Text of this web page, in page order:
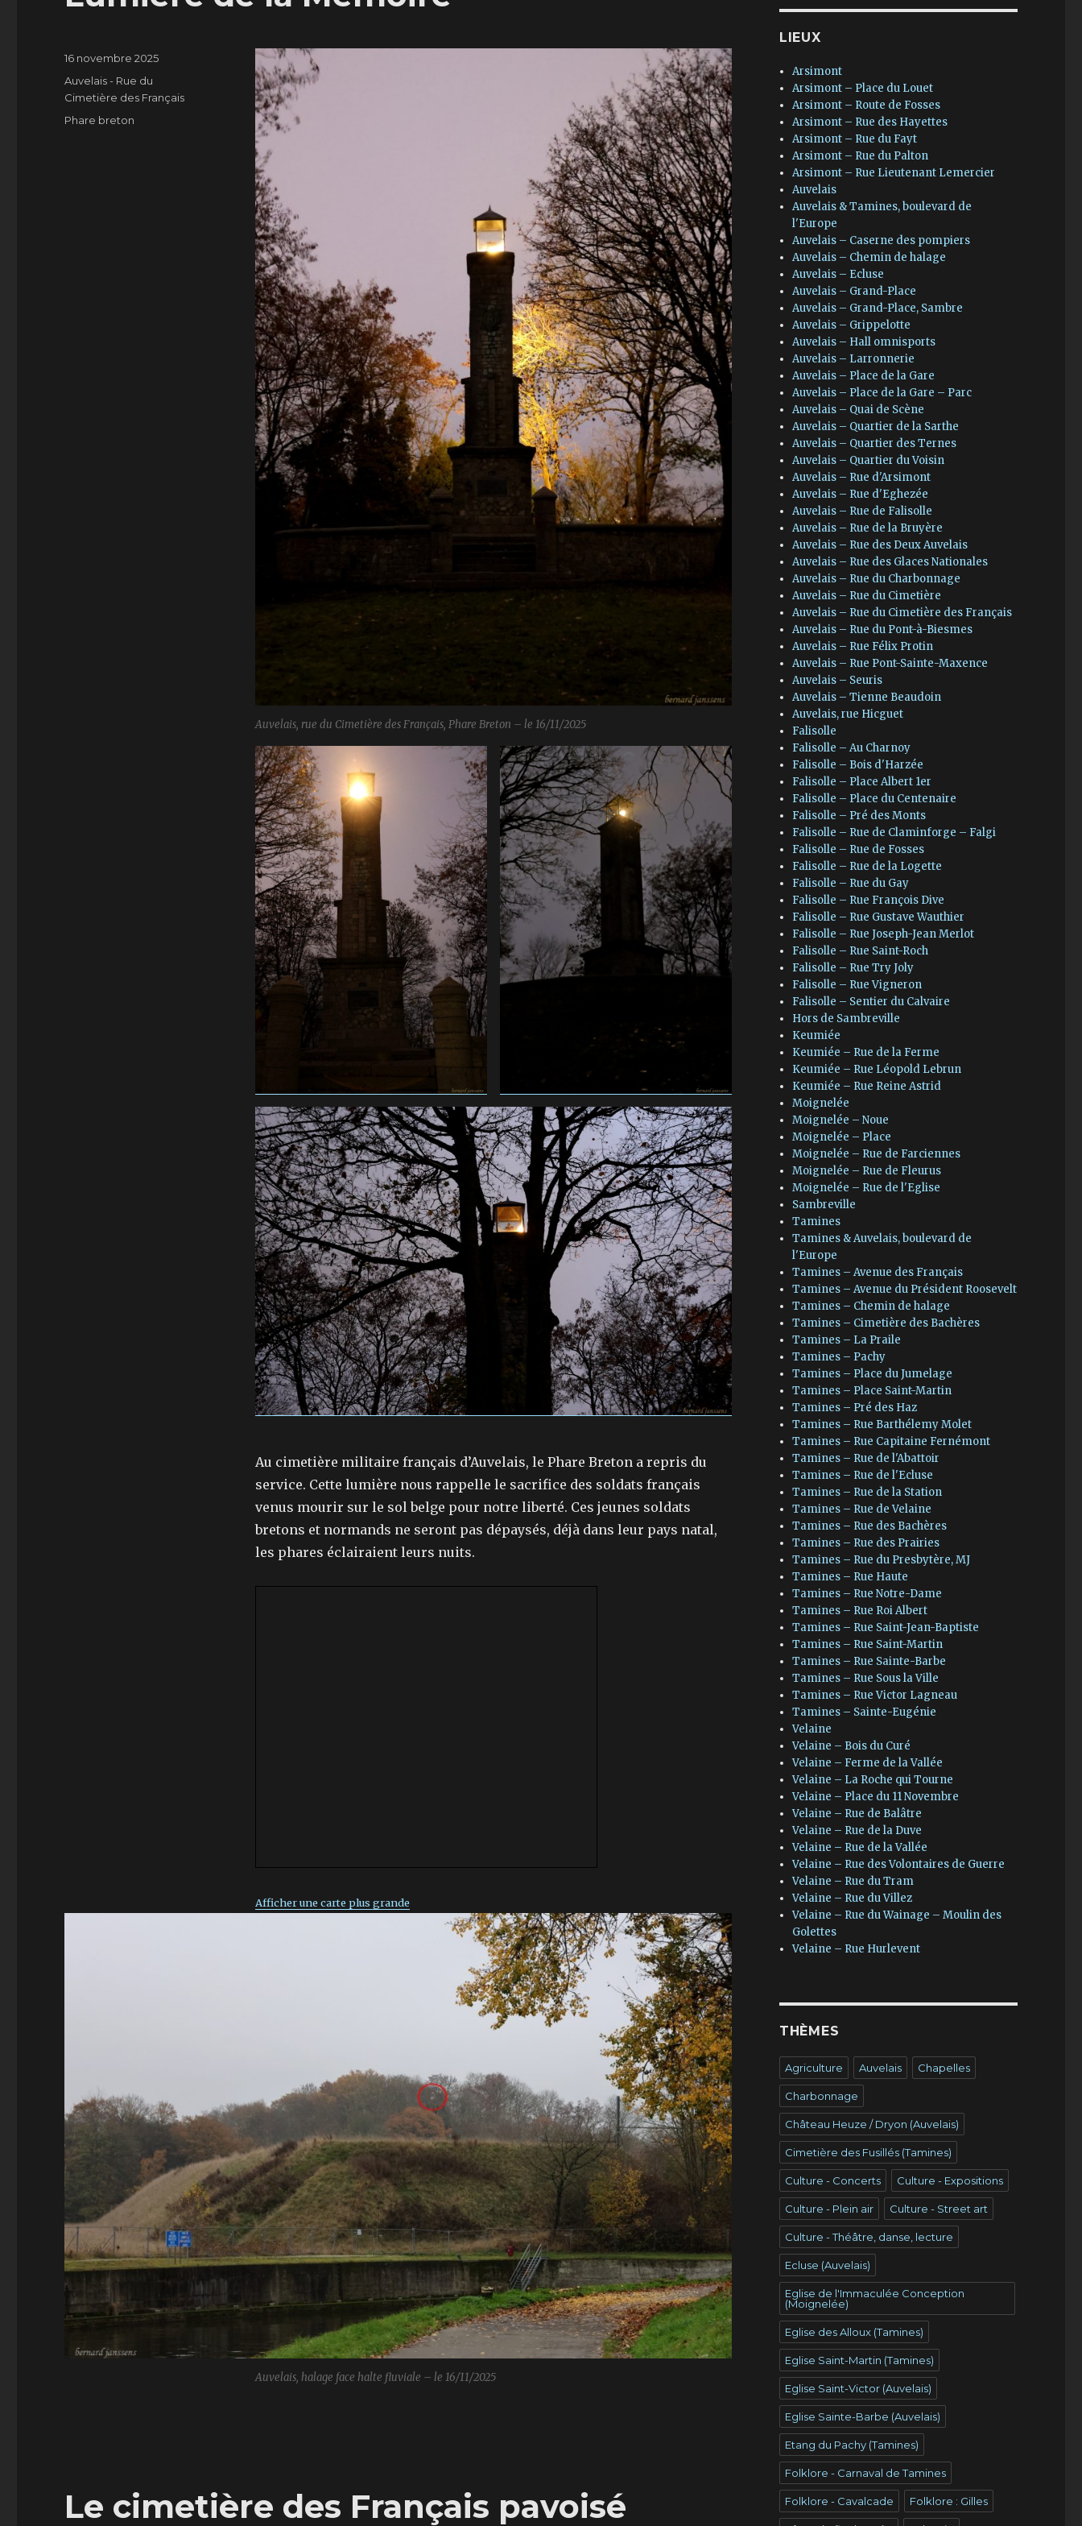
Auvelais, rue du Cimetière des Français, Phare Breton – le 16/11/2025
Au cimetière militaire français d’Auvelais, le Phare Breton a repris du
service. Cette lumière nous rappelle le sacrifice des soldats français
venus mourir sur le sol belge pour notre liberté. Ces jeunes soldats
bretons et normands ne seront pas dépaysés, déjà dans leur pays natal,
les phares éclairaient leurs nuits.
Afficher une carte plus grande
Auvelais, halage face halte fluviale – le 16/11/2025
Publié
le
16 novembre 2025
Catégories
Auvelais - Rue du
Cimetière des Français
Étiquettes
Phare breton
Le cimetière des Français pavoisé
LIEUX
Arsimont
Arsimont – Place du Louet
Arsimont – Route de Fosses
Arsimont – Rue des Hayettes
Arsimont – Rue du Fayt
Arsimont – Rue du Palton
Arsimont – Rue Lieutenant Lemercier
Auvelais
Auvelais & Tamines, boulevard de
l'Europe
Auvelais – Caserne des pompiers
Auvelais – Chemin de halage
Auvelais – Ecluse
Auvelais – Grand-Place
Auvelais – Grand-Place, Sambre
Auvelais – Grippelotte
Auvelais – Hall omnisports
Auvelais – Larronnerie
Auvelais – Place de la Gare
Auvelais – Place de la Gare – Parc
Auvelais – Quai de Scène
Auvelais – Quartier de la Sarthe
Auvelais – Quartier des Ternes
Auvelais – Quartier du Voisin
Auvelais – Rue d'Arsimont
Auvelais – Rue d'Eghezée
Auvelais – Rue de Falisolle
Auvelais – Rue de la Bruyère
Auvelais – Rue des Deux Auvelais
Auvelais – Rue des Glaces Nationales
Auvelais – Rue du Charbonnage
Auvelais – Rue du Cimetière
Auvelais – Rue du Cimetière des Français
Auvelais – Rue du Pont-à-Biesmes
Auvelais – Rue Félix Protin
Auvelais – Rue Pont-Sainte-Maxence
Auvelais – Seuris
Auvelais – Tienne Beaudoin
Auvelais, rue Hicguet
Falisolle
Falisolle – Au Charnoy
Falisolle – Bois d'Harzée
Falisolle – Place Albert 1er
Falisolle – Place du Centenaire
Falisolle – Pré des Monts
Falisolle – Rue de Claminforge – Falgi
Falisolle – Rue de Fosses
Falisolle – Rue de la Logette
Falisolle – Rue du Gay
Falisolle – Rue François Dive
Falisolle – Rue Gustave Wauthier
Falisolle – Rue Joseph-Jean Merlot
Falisolle – Rue Saint-Roch
Falisolle – Rue Try Joly
Falisolle – Rue Vigneron
Falisolle – Sentier du Calvaire
Hors de Sambreville
Keumiée
Keumiée – Rue de la Ferme
Keumiée – Rue Léopold Lebrun
Keumiée – Rue Reine Astrid
Moignelée
Moignelée – Noue
Moignelée – Place
Moignelée – Rue de Farciennes
Moignelée – Rue de Fleurus
Moignelée – Rue de l'Eglise
Sambreville
Tamines
Tamines & Auvelais, boulevard de
l'Europe
Tamines – Avenue des Français
Tamines – Avenue du Président Roosevelt
Tamines – Chemin de halage
Tamines – Cimetière des Bachères
Tamines – La Praile
Tamines – Pachy
Tamines – Place du Jumelage
Tamines – Place Saint-Martin
Tamines – Pré des Haz
Tamines – Rue Barthélemy Molet
Tamines – Rue Capitaine Fernémont
Tamines – Rue de l'Abattoir
Tamines – Rue de l'Ecluse
Tamines – Rue de la Station
Tamines – Rue de Velaine
Tamines – Rue des Bachères
Tamines – Rue des Prairies
Tamines – Rue du Presbytère, MJ
Tamines – Rue Haute
Tamines – Rue Notre-Dame
Tamines – Rue Roi Albert
Tamines – Rue Saint-Jean-Baptiste
Tamines – Rue Saint-Martin
Tamines – Rue Sainte-Barbe
Tamines – Rue Sous la Ville
Tamines – Rue Victor Lagneau
Tamines – Sainte-Eugénie
Velaine
Velaine – Bois du Curé
Velaine – Ferme de la Vallée
Velaine – La Roche qui Tourne
Velaine – Place du 11 Novembre
Velaine – Rue de Balâtre
Velaine – Rue de la Duve
Velaine – Rue de la Vallée
Velaine – Rue des Volontaires de Guerre
Velaine – Rue du Tram
Velaine – Rue du Villez
Velaine – Rue du Wainage – Moulin des
Golettes
Velaine – Rue Hurlevent
THÈMES
Agriculture Auvelais Chapelles
Charbonnage
Château Heuze / Dryon (Auvelais)
Cimetière des Fusillés (Tamines)
Culture - Concerts Culture - Expositions
Culture - Plein air Culture - Street art
Culture - Théâtre, danse, lecture
Ecluse (Auvelais)
Eglise de l'Immaculée Conception
(Moignelée)
Eglise des Alloux (Tamines)
Eglise Saint-Martin (Tamines)
Eglise Saint-Victor (Auvelais)
Eglise Sainte-Barbe (Auvelais)
Etang du Pachy (Tamines)
Folklore - Carnaval de Tamines
Folklore - Cavalcade Folklore : Gilles